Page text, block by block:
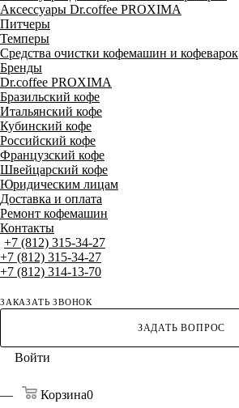
Аксессуары Dr.coffee PROXIMA
Питчеры
Темперы
Средства очистки кофемашин и кофеварок
Бренды
Dr.coffee PROXIMA
Бразильский кофе
Итальянский кофе
Кубинский кофе
Российский кофе
Французский кофе
Швейцарский кофе
Юридическим лицам
Доставка и оплата
Ремонт кофемашин
Контакты
+7 (812) 315-34-27
+7 (812) 315-34-27
+7 (812) 314-13-70
ЗАКАЗАТЬ ЗВОНОК
ЗАДАТЬ ВОПРОС
Войти
Корзина0